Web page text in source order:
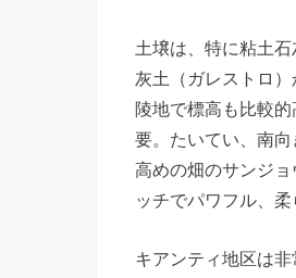
土壌は、特に粘土
灰土（ガレストロ
陵地で標高も比較
要。たいてい、南
高めの畑のサンジ
ッチでパワフル、
キアンティ地区は